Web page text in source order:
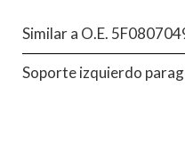
Similar a O.E.
Soporte izquierdo